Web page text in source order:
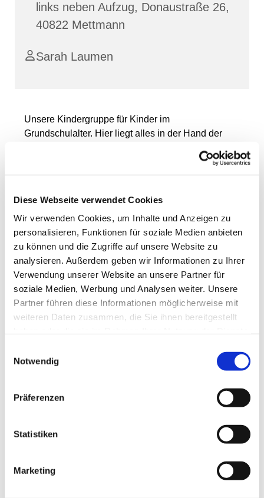
Diese Webseite verwendet Cookies
Wir verwenden Cookies, um Inhalte und Anzeigen zu
personalisieren, Funktionen für soziale Medien anbieten
zu können und die Zugriffe auf unsere Website zu
analysieren. Außerdem geben wir Informationen zu Ihrer
Verwendung unserer Website an unsere Partner für
soziale Medien, Werbung und Analysen weiter. Unsere
Partner führen diese Informationen möglicherweise mit
weiteren Daten zusammen, die Sie ihnen bereitgestellt
Notwendig
Präferenzen
Statistiken
Marketing
links neben Aufzug, Donaustraße 26,
40822 Mettmann
Sarah Laumen
Unsere Kindergruppe für Kinder im
Grundschulalter. Hier liegt alles in der Hand der
backen und noch vieles, vieles mehr. Wer Lust hat,
kann einfach vorbeikommen.